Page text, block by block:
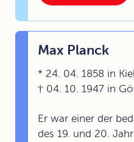
Max Planck
* 24. 04. 1858 in
† 04. 10. 1947 in
Er war einer der
des 19. und 20.